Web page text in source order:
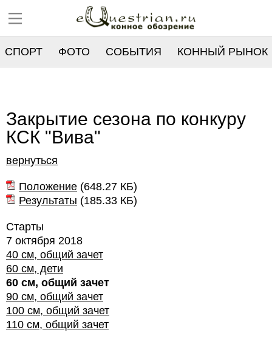
СПОРТ ФОТО СОБЫТИЯ КОННЫЙ РЫНОК
Закрытие сезона по конкуру
КСК "Вива"
вернуться
Положение (648.27 КБ)
Результаты (185.33 КБ)
Старты
7 октября 2018
40 см, общий зачет
60 см, дети
60 см, общий зачет
90 см, общий зачет
100 см, общий зачет
110 см, общий зачет